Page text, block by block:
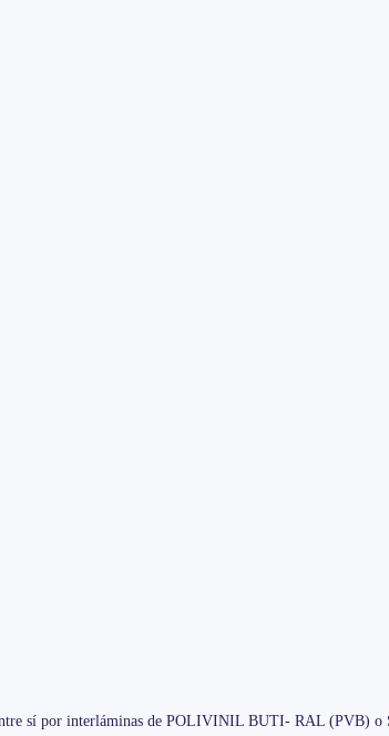
sí por interláminas de POLIVINIL BUTI- RAL (PVB)